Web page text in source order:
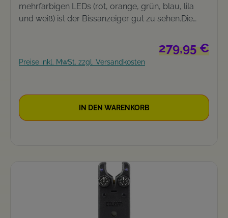
mehrfarbigen LEDs (rot, orange, grün, blau, lila
und weiß) ist der Bissanzeiger gut zu sehen.Die
Touch-Taste auf der Rückseite des Alarms
Einstellrad für die indizierte Lautstärke Einstellrad
Empfängern Gummi-Ohreinlagen Rollenrad
Kippschalter mit drei Positionen D-Tech
Regulärer Preis:
279,95 €
Preise inkl. MwSt. zzgl. Versandkosten
IN DEN WARENKORB